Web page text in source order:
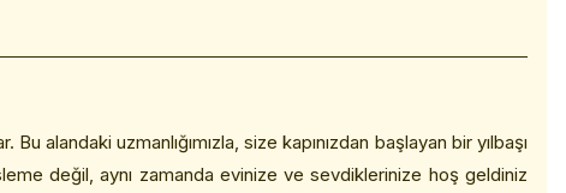
alandaki uzmanlığımızla, size kapınızdan başlayan bir yılbaşı
değil, aynı zamanda evinize ve sevdiklerinize hoş geldiniz